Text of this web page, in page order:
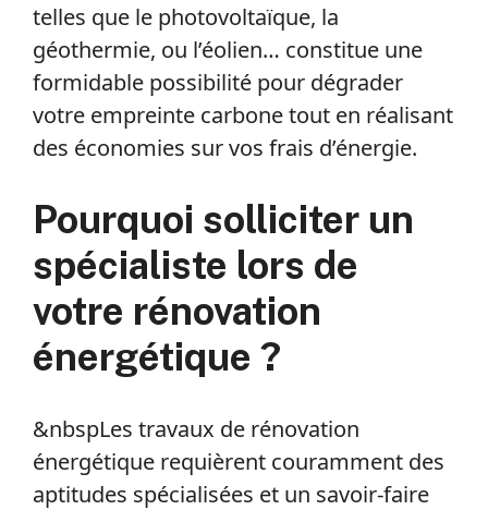
telles que le photovoltaïque, la
géothermie, ou l’éolien… constitue une
formidable possibilité pour dégrader
votre empreinte carbone tout en réalisant
des économies sur vos frais d’énergie.
Pourquoi solliciter un
spécialiste lors de
votre rénovation
énergétique ?
&nbspLes travaux de rénovation
énergétique requièrent couramment des
aptitudes spécialisées et un savoir-faire